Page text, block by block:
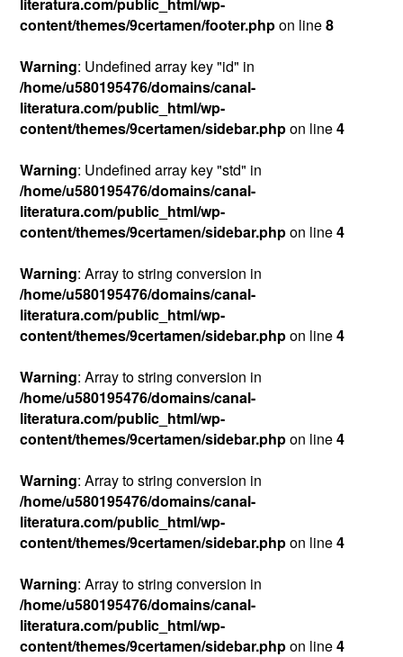
content/themes/9certamen/footer.phpon line8
Warning: Undefined array key "id" in
/home/u580195476/domains/canal-
literatura.com/public_html/wp-
content/themes/9certamen/sidebar.phpon line4
Warning: Undefined array key "std" in
/home/u580195476/domains/canal-
literatura.com/public_html/wp-
content/themes/9certamen/sidebar.phpon line4
Warning: Array to string conversion in
/home/u580195476/domains/canal-
literatura.com/public_html/wp-
content/themes/9certamen/sidebar.phpon line4
Warning: Array to string conversion in
/home/u580195476/domains/canal-
literatura.com/public_html/wp-
content/themes/9certamen/sidebar.phpon line4
Warning: Array to string conversion in
/home/u580195476/domains/canal-
literatura.com/public_html/wp-
content/themes/9certamen/sidebar.phpon line4
Warning: Array to string conversion in
/home/u580195476/domains/canal-
literatura.com/public_html/wp-
content/themes/9certamen/sidebar.phpon line4